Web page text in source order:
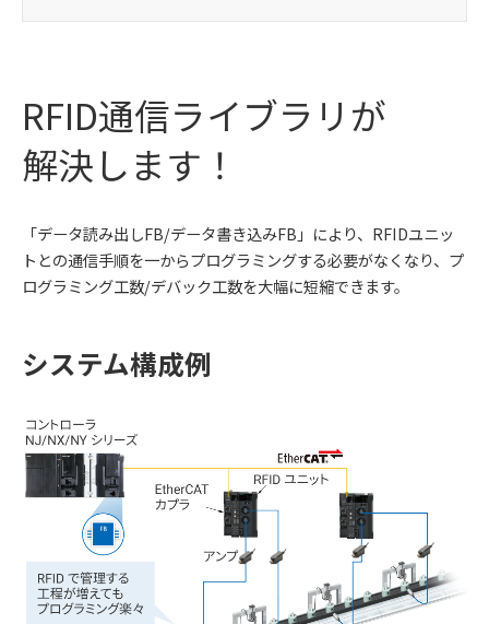
RFID通信ライブラリが
解決します！
「データ読み出しFB/データ書き込みFB」により、RFIDユニッ
トとの通信手順を一からプログラミングする必要がなくなり、プ
ログラミング工数/デバック工数を大幅に短縮できます。
システム構成例